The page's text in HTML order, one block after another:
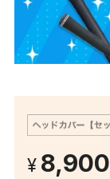
8,900